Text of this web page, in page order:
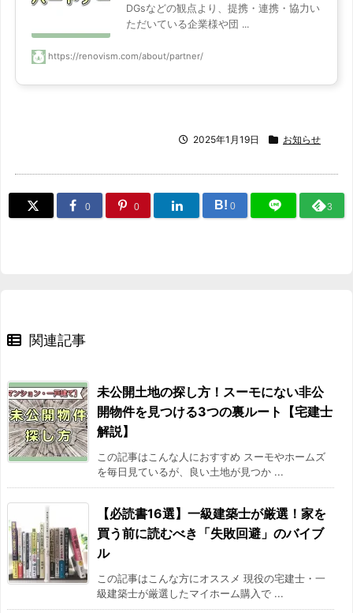
DGsなどの観点より、提携・連携・協力い
ただいている企業様や団 ...
https://renovism.com/about/partner/
2025年1月19日 お知らせ
0 0 B! 0 3
関連記事
未公開土地の探し方！スーモにない非公
開物件を見つける3つの裏ルート【宅建士
解説】
この記事はこんな人におすすめ スーモやホームズ
を毎日見ているが、良い土地が見つか ...
【必読書16選】一級建築士が厳選！家を
買う前に読むべき「失敗回避」のバイブ
ル
この記事はこんな方にオススメ 現役の宅建士・一
級建築士が厳選したマイホーム購入で ...